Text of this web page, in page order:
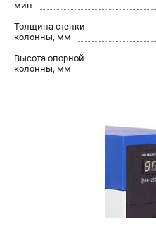
мин
Толщина стенки
колонны, мм
Высота опорной
колонны, мм